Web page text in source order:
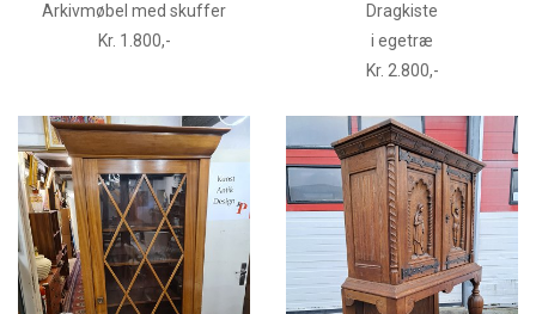
Arkivmøbel med skuffer
Kr. 1.800,-
Dragkiste
i egetræ
Kr. 2.800,-